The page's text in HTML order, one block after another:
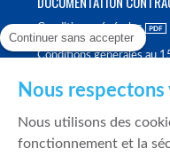
Conditions générales
Conditions générales au
Politique de meilleure
Continuer sans accepter
Nous
Nous utilisons des
fonctionnement et la